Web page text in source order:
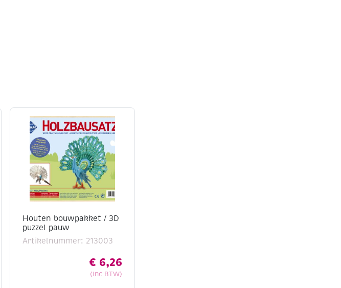
Houten bouwpakket / 3D
puzzel pauw
Artikelnummer: 213003
€ 6,26
(Inc BTW)